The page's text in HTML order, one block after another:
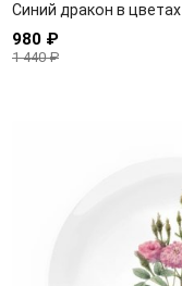
Синий дракон в цветах
980 ₽
1 440 ₽